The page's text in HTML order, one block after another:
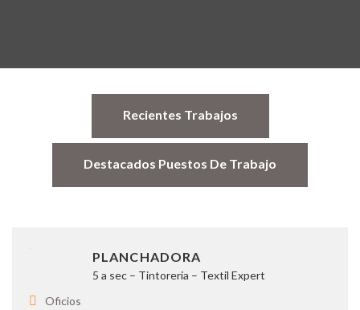
Recientes Trabajos
Destacados Puestos De Trabajo
PLANCHADORA
5 a sec – Tintoreria – Textil Expert
Oficios